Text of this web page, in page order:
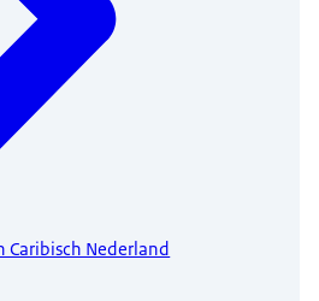
Caribisch Nederland